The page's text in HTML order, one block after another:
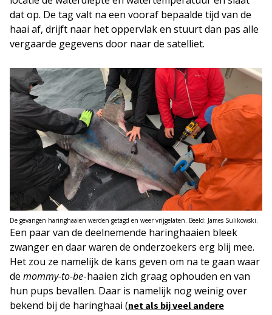
dat op. De tag valt na een vooraf bepaalde tijd van de
haai af, drijft naar het oppervlak en stuurt dan pas alle
vergaarde gegevens door naar de satelliet.
De gevangen haringhaaien werden getagd en weer vrijgelaten. Beeld: James Sulikowski.
Een paar van de deelnemende haringhaaien bleek
zwanger en daar waren de onderzoekers erg blij mee.
Het zou ze namelijk de kans geven om na te gaan waar
de mommy-to-be-haaien zich graag ophouden en van
hun pups bevallen. Daar is namelijk nog weinig over
bekend bij de haringhaai (net als bij veel andere